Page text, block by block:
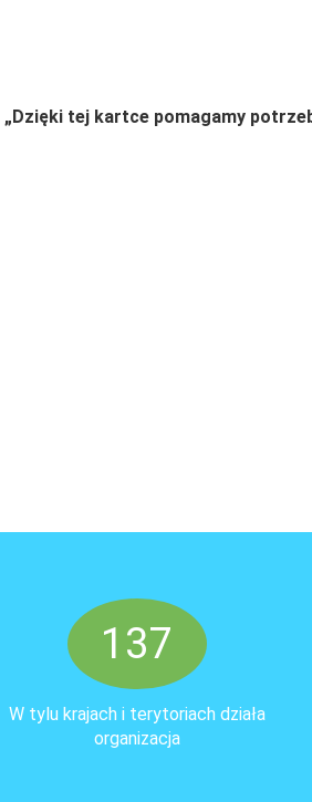
„Dzięki tej kartce pomagamy
137
W tylu krajach i terytoriach działa
organizacja